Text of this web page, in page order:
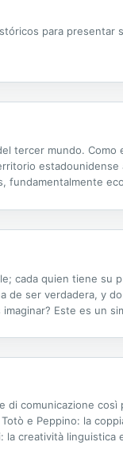
para
tercer mundo.
fundamentalmente
cada quien tiene su
de ser verdadera, y
Este es un
comunicazione
e Peppino: la
la creatività